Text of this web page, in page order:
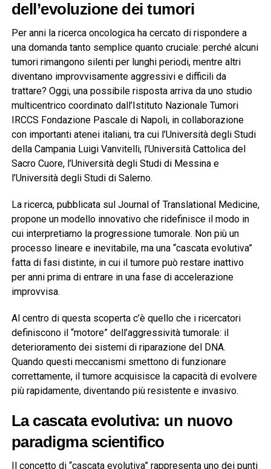
dell’evoluzione dei tumori
Per anni la ricerca oncologica ha cercato di rispondere a
una domanda tanto semplice quanto cruciale: perché alcuni
tumori rimangono silenti per lunghi periodi, mentre altri
diventano improvvisamente aggressivi e difficili da
trattare? Oggi, una possibile risposta arriva da uno studio
multicentrico coordinato dall’Istituto Nazionale Tumori
IRCCS Fondazione Pascaledi Napoli, in collaborazione
con importanti atenei italiani, tra cui l’Università degli Studi
della Campania Luigi Vanvitelli, l’Università Cattolica del
Sacro Cuore, l’Università degli Studi di Messinae
l’Università degli Studi di Salerno.
La ricerca, pubblicata sul Journal of Translational Medicine,
propone un modello innovativo che ridefinisce il modo in
cui interpretiamo la progressione tumorale. Non più un
processo lineare e inevitabile, ma una “cascata evolutiva”
fatta di fasi distinte, in cui il tumore può restare inattivo
per anni prima di entrare in una fase di accelerazione
improvvisa.
Al centro di questa scoperta c’è quello che i ricercatori
definiscono il “motore” dell’aggressività tumorale: il
deterioramento dei sistemi di riparazione del DNA.
Quando questi meccanismi smettono di funzionare
correttamente, il tumore acquisisce la capacità di evolvere
più rapidamente, diventando più resistente e invasivo.
La cascata evolutiva: un nuovo
paradigma scientifico
Il concetto di “cascata evolutiva” rappresenta uno dei punti